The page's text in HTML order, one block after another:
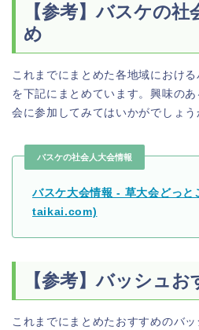
【参考】バスケの
め
これまでにまとめた各地域におけ
を下記にまとめています。興味の
会に参加してみてはいかがでしょう
バスケの社会人大会情報
バスケ大会情報 - 草大会どっ
taikai.com)
【参考】バッシュお
これまでにまとめたおすすめのバ